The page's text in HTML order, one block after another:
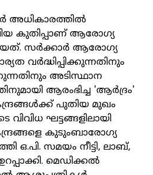
അധികാരത്തില്‍
കുതിപ്പാണ് ആരോഗ്യ
സര്‍ക്കാര്‍ ആരോഗ്യ
വര്‍ദ്ധിപ്പിക്കുന്നതിനും
അടിസ്ഥാന
ആരംഭിച്ച 'ആര്‍ദ്രം'
പുതിയ മുഖം
വിവിധ ഘട്ടങ്ങളിലായി
കുടുംബാരോഗ്യ
ഒ.പി. സമയം നീട്ടി, ലാബ്,
മെഡിക്കല്‍